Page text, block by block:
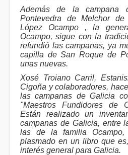
Además de la campana
Pontevedra de Melchor
López Ocampo , la
Ocampo, sigue con la
refundió las campanas, ya
capilla de San Roque de
unas nuevas.
Xosé Troiano Carril,
Cigoña y colaboradores,
las campanas de Galicia
"Maestros Fundidores de
Están realizado un
campanas de Galicia, entre
las de la familia Ocampo,
plasmado en un libro que
interés general para Galicia.